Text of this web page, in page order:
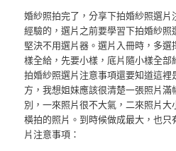
婚紗照拍完了，分享下拍婚紗照選
經驗的，選片之前要學習下拍婚紗照
堅決不用選片器。選片入冊時，多
樣全給，先要小樣，底片隨小樣全部
拍婚紗照選片注意事項還要知道這
方，我想姐妹應該很清楚一張照片
別，一來照片很不大氣，二來照片
橫拍的照片。到時候做成最大，也
片注意事項：